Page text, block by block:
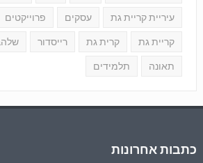
עיריית קריית גת עסקים פרוייקטים
קריית גת קרית גת רייסדור
תאונה תלמידים
כתבות אחרונות